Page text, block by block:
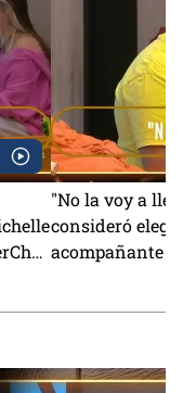
"No la voy a
consideró
acompañante